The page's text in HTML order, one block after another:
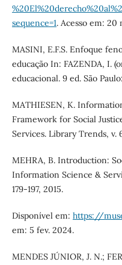
sequence=1. Acesso em: 20
MASINI, E.F.S. Enfoque
educação In: FAZENDA, I.
educacional. 9 ed. São
MATHIESEN, K.
Framework for Social
Services. Library Trends, v.
MEHRA, B. Introduction:
Information Science &
179-197, 2015.
Disponível em: https://
em: 5 fev. 2024.
MENDES JÚNIOR, J. N.;